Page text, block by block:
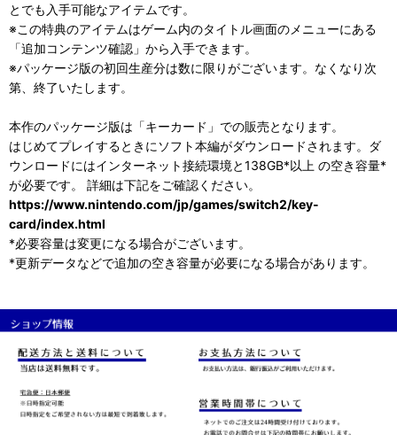
とでも入手可能なアイテムです。
※この特典のアイテムはゲーム内のタイトル画面のメニューにある
「追加コンテンツ確認」から入手できます。
※パッケージ版の初回生産分は数に限りがございます。なくなり次
第、終了いたします。
本作のパッケージ版は「キーカード」での販売となります。
はじめてプレイするときにソフト本編がダウンロードされます。ダ
ウンロードにはインターネット接続環境と138GB*以上 の空き容量*
が必要です。 詳細は下記をご確認ください。
https://www.nintendo.com/jp/games/switch2/key-
card/index.html
*必要容量は変更になる場合がございます。
*更新データなどで追加の空き容量が必要になる場合があります。